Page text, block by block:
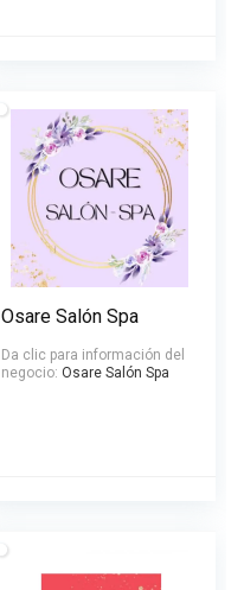
Osare Salón Spa
Da clic para información del
negocio: Osare Salón Spa